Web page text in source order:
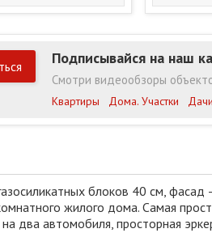
Подписывайся на наш
Смотри видеообзоры
Квартиры Дома. Участки Дачи
блоков 40 см, фасад
жилого дома. Самая
два автомобиля, просторная